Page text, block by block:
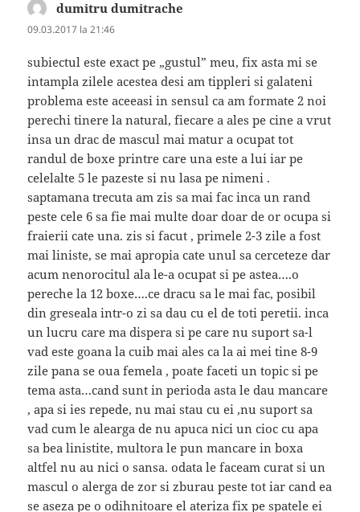
dumitru dumitrache
09.03.2017 la 21:46
subiectul este exact pe „gustul” meu, fix asta mi se
intampla zilele acestea desi am tippleri si galateni
problema este aceeasi in sensul ca am formate 2 noi
perechi tinere la natural, fiecare a ales pe cine a vrut
insa un drac de mascul mai matur a ocupat tot
randul de boxe printre care una este a lui iar pe
celelalte 5 le pazeste si nu lasa pe nimeni .
saptamana trecuta am zis sa mai fac inca un rand
peste cele 6 sa fie mai multe doar doar de or ocupa si
fraierii cate una. zis si facut , primele 2-3 zile a fost
mai liniste, se mai apropia cate unul sa cerceteze dar
acum nenorocitul ala le-a ocupat si pe astea….o
pereche la 12 boxe….ce dracu sa le mai fac, posibil
din greseala intr-o zi sa dau cu el de toti peretii. inca
un lucru care ma dispera si pe care nu suport sa-l
vad este goana la cuib mai ales ca la ai mei tine 8-9
zile pana se oua femela , poate faceti un topic si pe
tema asta…cand sunt in perioda asta le dau mancare
, apa si ies repede, nu mai stau cu ei ,nu suport sa
vad cum le alearga de nu apuca nici un cioc cu apa
sa bea linistite, multora le pun mancare in boxa
altfel nu au nici o sansa. odata le faceam curat si un
mascul o alerga de zor si zburau peste tot iar cand ea
se aseza pe o odihnitoare el ateriza fix pe spatele ei